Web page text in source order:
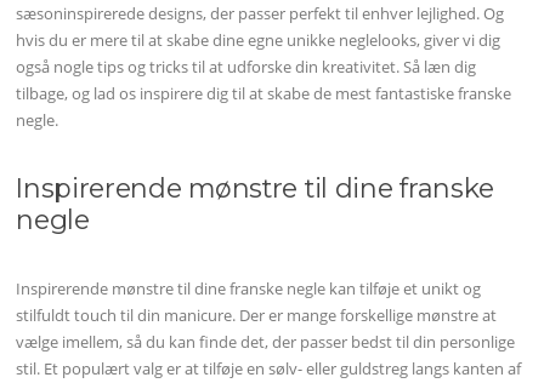
sæsoninspirerede designs, der passer perfekt til enhver lejlighed. Og
hvis du er mere til at skabe dine egne unikke neglelooks, giver vi dig
også nogle tips og tricks til at udforske din kreativitet. Så læn dig
tilbage, og lad os inspirere dig til at skabe de mest fantastiske franske
negle.
Inspirerende mønstre til dine franske
negle
Inspirerende mønstre til dine franske negle kan tilføje et unikt og
stilfuldt touch til din manicure. Der er mange forskellige mønstre at
vælge imellem, så du kan finde det, der passer bedst til din personlige
stil. Et populært valg er at tilføje en sølv- eller guldstreg langs kanten af